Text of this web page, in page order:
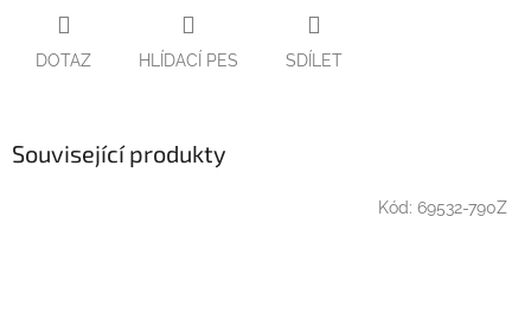
DOTAZ HLÍDACÍ PES SDÍLET
Související produkty
Kód: 69532-790Z